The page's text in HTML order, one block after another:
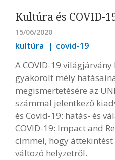
Kultúra és COVID-
15/06/2020
kultúra covid-19
A COVID-19
gyakorolt mély
megismertetésére az
számmal jelentkező
és Covid-19: hatás- és
COVID-19: Impact and
címmel, hogy
változó helyzetről.